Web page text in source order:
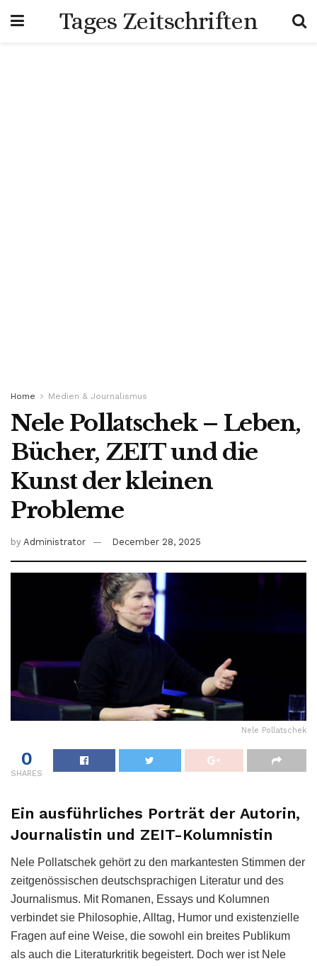
Tages Zeitschriften
Home Medien & Journalismus
Nele Pollatschek – Leben,
Bücher, ZEIT und die
Kunst der kleinen
Probleme
by Administrator December 28, 2025
Nele Pollatschek
0
SHARES
Ein ausführliches Porträt der Autorin,
Journalistin und ZEIT-Kolumnistin
Nele Pollatschek gehört zu den markantesten Stimmen der
zeitgenössischen deutschsprachigen Literatur und des
Journalismus. Mit Romanen, Essays und Kolumnen
verbindet sie Philosophie, Alltag, Humor und existenzielle
Fragen auf eine Weise, die sowohl ein breites Publikum
als auch die Literaturkritik begeistert. Doch wer ist Nele